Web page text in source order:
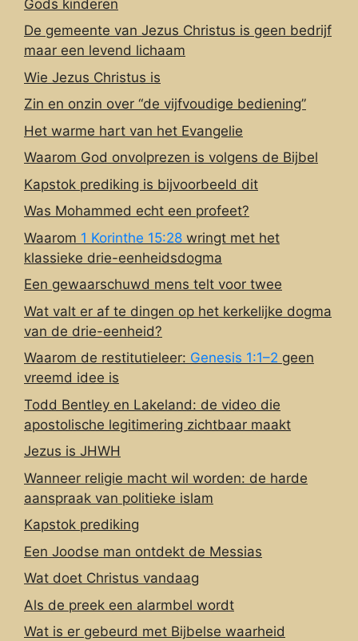
Gods kinderen
De gemeente van Jezus Christus is geen bedrijf
maar een levend lichaam
Wie Jezus Christus is
Zin en onzin over “de vijfvoudige bediening”
Het warme hart van het Evangelie
Waarom God onvolprezen is volgens de Bijbel
Kapstok prediking is bijvoorbeeld dit
Was Mohammed echt een profeet?
Waarom 1 Korinthe 15:28 wringt met het
klassieke drie-eenheidsdogma
Een gewaarschuwd mens telt voor twee
Wat valt er af te dingen op het kerkelijke dogma
van de drie-eenheid?
Waarom de restitutieleer: Genesis 1:1–2 geen
vreemd idee is
Todd Bentley en Lakeland: de video die
apostolische legitimering zichtbaar maakt
Jezus is JHWH
Wanneer religie macht wil worden: de harde
aanspraak van politieke islam
Kapstok prediking
Een Joodse man ontdekt de Messias
Wat doet Christus vandaag
Als de preek een alarmbel wordt
Wat is er gebeurd met Bijbelse waarheid